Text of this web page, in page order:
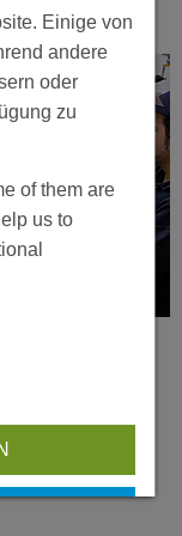
Einige von
andere
oder
zu
of them are
us to